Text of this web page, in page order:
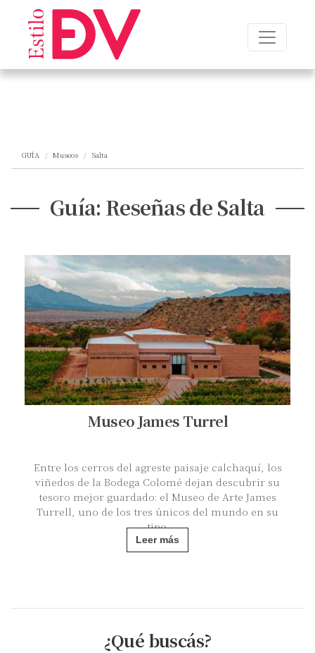
GUÍA Museos Salta
Guía: Reseñas de Salta
Museo James Turrel
Entre los cerros del agreste paisaje calchaquí, los
viñedos de la Bodega Colomé dejan descubrir su
tesoro mejor guardado: el Museo de Arte James
Turrell, uno de los tres únicos del mundo en su
tipo.
Leer más
¿Qué buscás?